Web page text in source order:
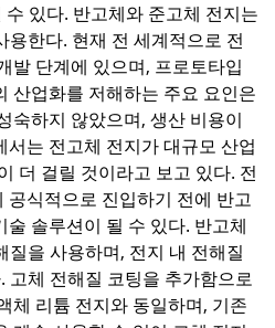
있다. 반고체와 준고체 전지는
용한다. 현재 전 세계적으로 전
발 단계에 있으며, 프로토타입
산업화를 저해하는 주요 요인은
숙하지 않았으며, 생산 비용이
는 전고체 전지가 대규모 산업
더 걸릴 것이라고 보고 있다. 전
공식적으로 진입하기 전에 반고
솔루션이 될 수 있다. 반고체
질을 사용하며, 전지 내 전해질
고체 전해질 코팅을 추가함으로
체 리튬 전지와 동일하며, 기존